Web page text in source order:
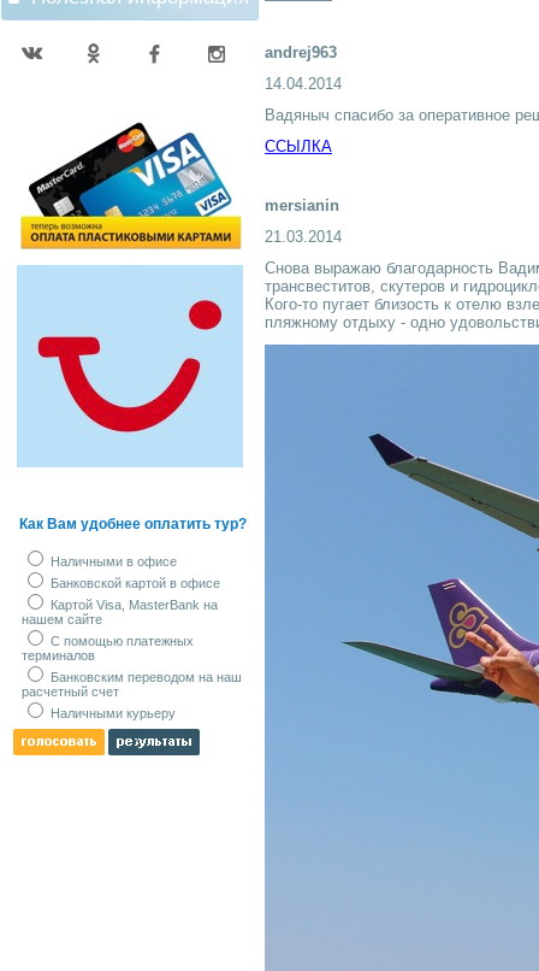
Как Вам удобнее оплатить тур?
Наличными в офисе
Банковской картой в офисе
Картой Visa, MasterBank на
нашем сайте
С помощью платежных
терминалов
Банковским переводом на наш
расчетный счет
Наличными курьеру
andrej963
14.04.2014
Вадяныч спасибо за оперативное
ССЫЛКА
mersianin
21.03.2014
Снова выражаю благодарность
трансвеститов, скутеров и
Кого-то пугает близость к отелю
пляжному отдыху - одно